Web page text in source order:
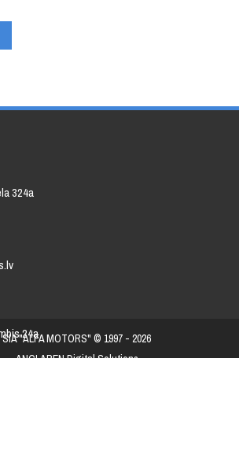
324a
24a
SIA "ALFA MOTORS" © 1997 - 2026
ANCLAREN Digital Solutions